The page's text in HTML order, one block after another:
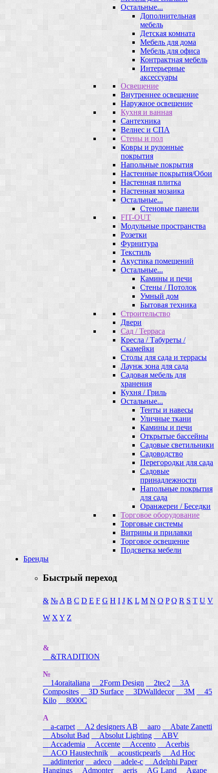
Остальные...
Дополнительная
мебель
Детская комната
Мебель для дома
Мебель для офиса
Контрактная мебель
Интерьерные
аксессуары
Освещение
Внутреннее освещение
Наружное освещение
Кухня и ванная
Сантехника
Велнес и СПА
Стены и пол
Ковры и рулонные
покрытия
Напольные покрытия
Настенные покрытия/Обои
Настенная плитка
Настенная мозаика
Остальные...
Стеновые панели
FIT-OUT
Модульные пространства
Розетки
Фурнитура
Текстиль
Акустика помещений
Остальные...
Камины и печи
Стены / Потолок
Умный дом
Бытовая техника
Строительство
Двери
Сад / Терраса
Кресла / Табуреты /
Скамейки
Столы для сада и террасы
Лаунж зона для сада
Садовая мебель для
хранения
Кухня / Гриль
Остальные...
Тенты и навесы
Уличные ткани
Камины и печи
Открытые бассейны
Садовые светильники
Садоводство
Перегородки для сада
Садовые
принадлежности
Напольные покрытия
для сада
Оранжереи / Беседки
Торговое оборудование
Торговые системы
Витрины и прилавки
Торговое освещение
Подсветка мебели
Бренды
Быстрый переход
& № A B C D E F G H I J K L M N O P Q R S T U V
W X Y Z
&
&TRADITION
№
14oraitaliana
2Form Design 2tec2
3A
Composites
3D Surface 3DWalldecor 3M
45
Kilo
8000C
A
a-carpet
A2 designers AB aaro
Abate Zanetti
Absolut Bad
Absolut Lighting
ABV
Accademia
Accente Accento
Acerbis
ACO Haustechnik
acousticpearls
Ad Hoc
addinterior
adeco adele-c
Adelphi Paper
Hangings Admonter aeris AG Land Agape